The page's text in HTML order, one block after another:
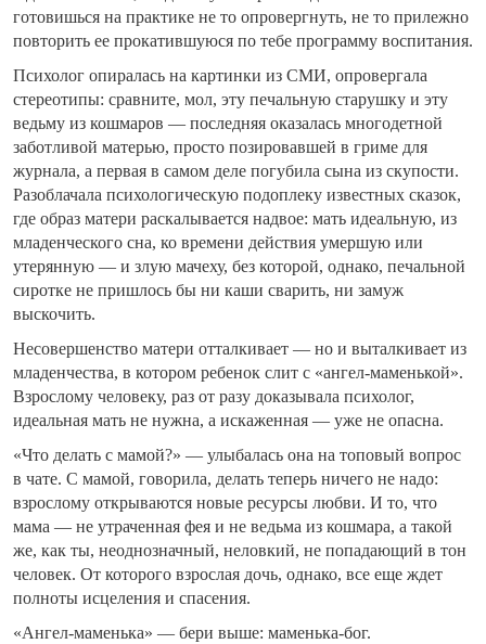
готовишься на практике не то опровергнуть, не то прилежно
повторить ее прокатившуюся по тебе программу воспитания.
Психолог опиралась на картинки из СМИ, опровергала
стереотипы: сравните, мол, эту печальную старушку и эту
ведьму из кошмаров — последняя оказалась многодетной
заботливой матерью, просто позировавшей в гриме для
журнала, а первая в самом деле погубила сына из скупости.
Разоблачала психологическую подоплеку известных сказок,
где образ матери раскалывается надвое: мать идеальную, из
младенческого сна, ко времени действия умершую или
утерянную — и злую мачеху, без которой, однако, печальной
сиротке не пришлось бы ни каши сварить, ни замуж
выскочить.
Несовершенство матери отталкивает — но и выталкивает из
младенчества, в котором ребенок слит с «ангел-маменькой».
Взрослому человеку, раз от разу доказывала психолог,
идеальная мать не нужна, а искаженная — уже не опасна.
«Что делать с мамой?» — улыбалась она на топовый вопрос
в чате. С мамой, говорила, делать теперь ничего не надо:
взрослому открываются новые ресурсы любви. И то, что
мама — не утраченная фея и не ведьма из кошмара, а такой
же, как ты, неоднозначный, неловкий, не попадающий в тон
человек. От которого взрослая дочь, однако, все еще ждет
полноты исцеления и спасения.
«Ангел-маменька» — бери выше: маменька-бог.